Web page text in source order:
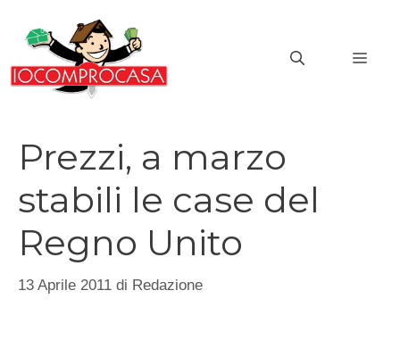
contenuto
Prezzi, a marzo
stabili le case del
Regno Unito
13 Aprile 2011 di Redazione